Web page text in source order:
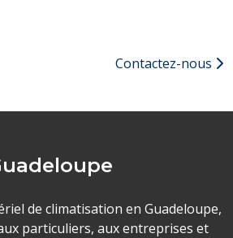
Contactez-nous
de climatisation en Guadeloupe,
particuliers, aux entreprises et